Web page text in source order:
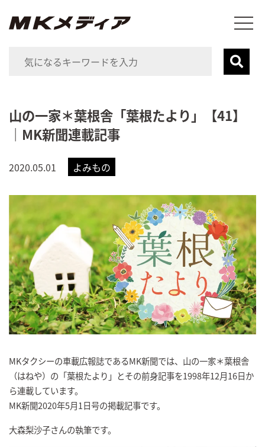
山の一家＊葉根舎「葉根たより」【41】
｜MK新聞連載記事
2020.05.01 よみもの
MKタクシーの車載広報誌であるMK新聞では、山の一家＊葉根舎
（はねや）の「葉根たより」とその前身記事を1998年12月16日か
ら連載しています。
MK新聞2020年5月1日号の掲載記事です。
大森梨沙子さんの執筆です。